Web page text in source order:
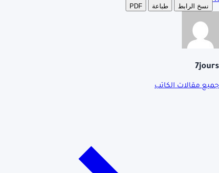
نسخ الرابط طباعة PDF
7jours
جميع مقالات الكاتب